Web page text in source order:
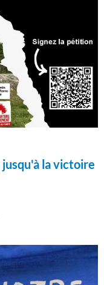
la victoire